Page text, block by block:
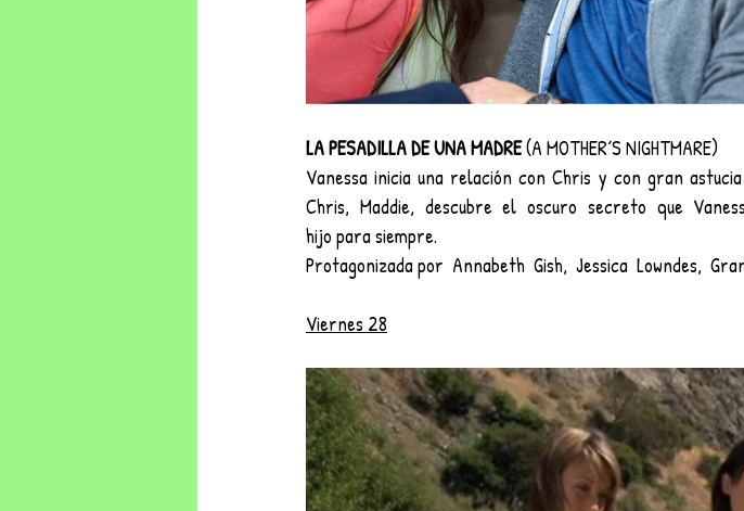
LA PESADILLA DE UNA MADRE (A MOTHER´S NIGHTMARE)
Vanessa inicia una relación con Chris y con gran
Chris,  Maddie,  descubre  el  oscuro  secreto  que
hijo para siempre.
Protagonizada por  Annabeth  Gish,  Jessica  Lowndes,
Viernes 28